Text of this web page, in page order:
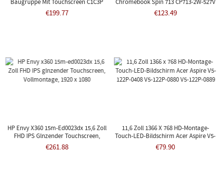
Baugruppe Mit Touchscreen C1C3P
€199.77
Chromebook Spin 713 CP713-2W-527V
CP713-2W-76P2
€123.49
HP Envy X360 15m-Ed0023dx 15,6 Zoll
FHD IPS Glnzender Touchscreen,
Vollmontage, 1920 X 1080
€261.88
11,6 Zoll 1366 X 768 HD-Montage-
Touch-LED-Bildschirm Acer Aspire V5-
122P-0408 V5-122P-0880 V5-122P-0889
€79.90